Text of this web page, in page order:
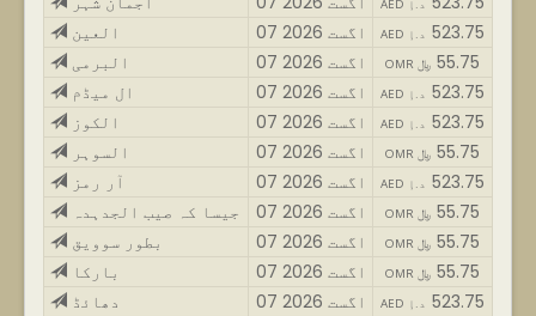
AED د.إ
العین
07 اگست 2026 AED د.إ 523.75
البرمی
07 اگست 2026 OMR ﷼ 55.75
ال میڈم
07 اگست 2026 AED د.إ 523.75
الکوز
07 اگست 2026 AED د.إ 523.75
السوہر
07 اگست 2026 OMR ﷼ 55.75
آر رمز
07 اگست 2026 AED د.إ 523.75
جیسا کہ صیب الجدہدہ
07 اگست 2026 OMR ﷼ 55.75
بطور سوویق
07 اگست 2026 OMR ﷼ 55.75
بارکا
07 اگست 2026 OMR ﷼ 55.75
دھائڈ
07 اگست 2026 AED د.إ 523.75